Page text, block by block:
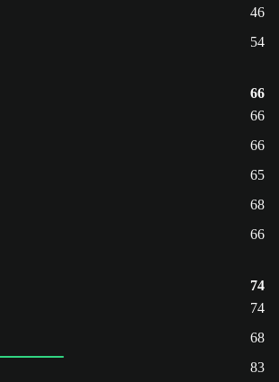
46
54
66
66
66
65
68
66
74
74
68
83